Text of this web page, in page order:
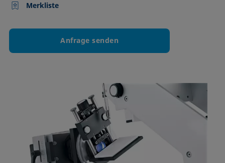
Merkliste
Anfrage senden